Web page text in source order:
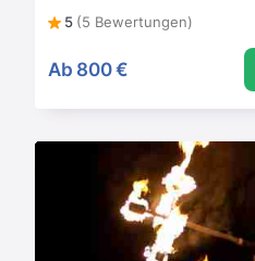
5 (5 Bewertungen)
Ab 800 €